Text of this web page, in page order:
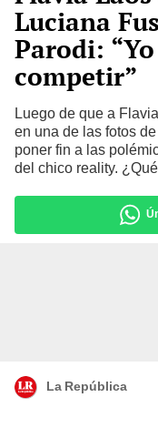
Luciana
Parodi:
competir”
Luego de que a
en una de las fotos
poner fin a las
del chico reality.
La República